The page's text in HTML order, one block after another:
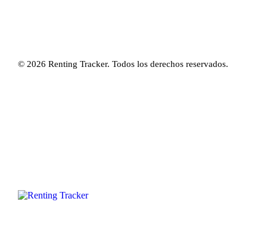
© 2026 Renting Tracker. Todos los derechos reservados.